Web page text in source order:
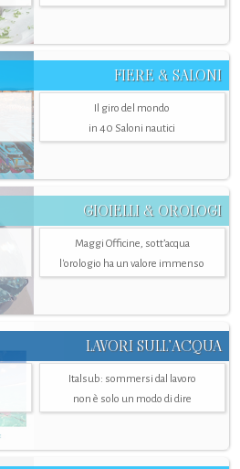
FIERE & SALONI
Il giro del mondo
in 40 Saloni nautici
GIOIELLI & OROLOGI
Maggi Officine, sott’acqua
l'orologio ha un valore immenso
LAVORI SULL’ACQUA
Italsub: sommersi dal lavoro
non è solo un modo di dire